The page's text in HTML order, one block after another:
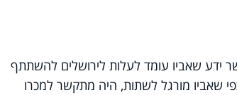
ידע שאביו עומד לעלות לירושלים להשתתף
שאביו מורגל לשתות, היה מתקשר למכרו